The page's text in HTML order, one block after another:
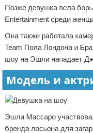
Позже девушка вела
Entertainment среди
Она также работала
Team Пола Лондона и
шоу на Эшли нападает
Модель и
Эшли Массаро
бренда лосьона для